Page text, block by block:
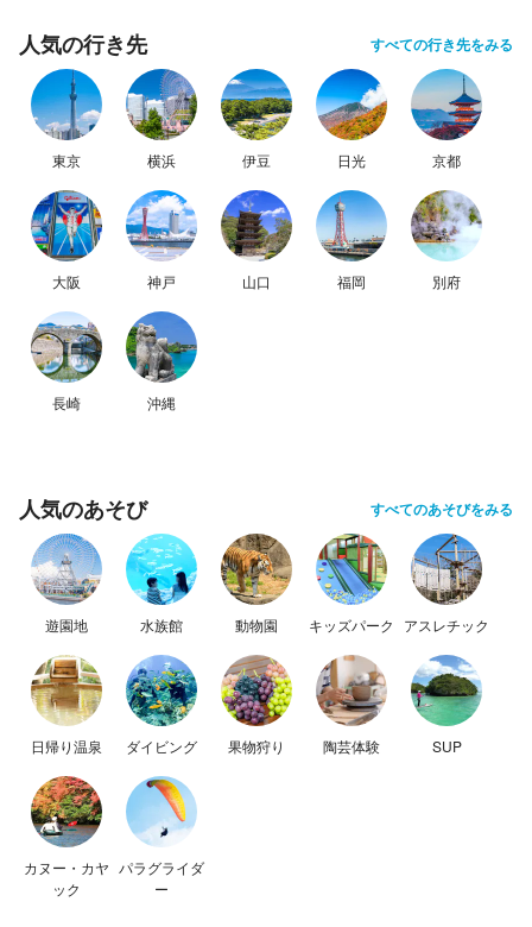
人気の行き先 すべての行き先をみる
東京 横浜 伊豆 日光 京都
大阪 神戸 山口 福岡 別府
長崎 沖縄
人気のあそび すべてのあそびをみる
遊園地 水族館 動物園 キッズパーク アスレチック
日帰り温泉 ダイビング 果物狩り 陶芸体験 SUP
カヌー・カヤ
ック
パラグライダ
ー